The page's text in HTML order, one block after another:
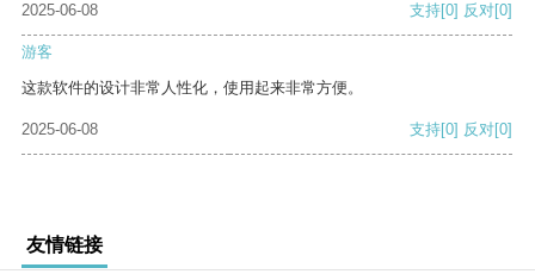
2025-06-08 支持[0] 反对[0]
游客
这款软件的设计非常人性化，使用起来非常方便。
2025-06-08 支持[0] 反对[0]
友情链接